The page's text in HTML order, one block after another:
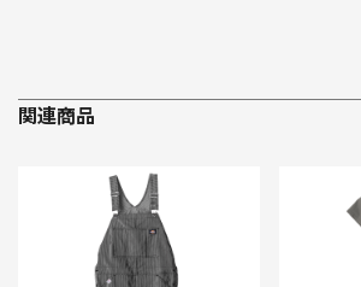
関連商品